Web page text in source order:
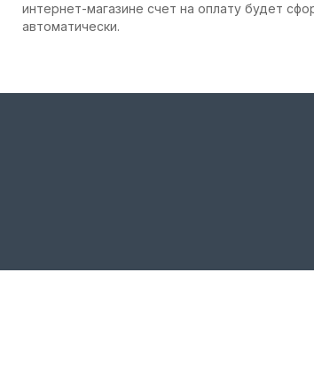
интернет-магазине счет на оплату будет
автоматически.